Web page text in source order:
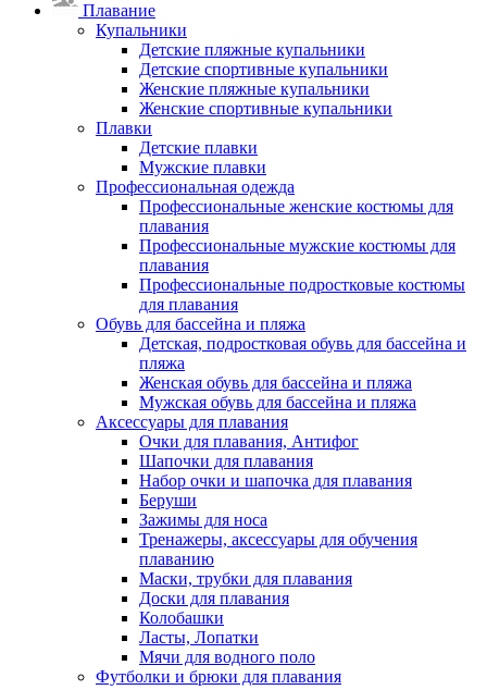
Плавание
Купальники
Детские пляжные купальники
Детские спортивные купальники
Женские пляжные купальники
Женские спортивные купальники
Плавки
Детские плавки
Мужские плавки
Профессиональная одежда
Профессиональные женские костюмы для
плавания
Профессиональные мужские костюмы для
плавания
Профессиональные подростковые костюмы
для плавания
Обувь для бассейна и пляжа
Детская, подростковая обувь для бассейна и
пляжа
Женская обувь для бассейна и пляжа
Мужская обувь для бассейна и пляжа
Аксессуары для плавания
Очки для плавания, Антифог
Шапочки для плавания
Набор очки и шапочка для плавания
Беруши
Зажимы для носа
Тренажеры, аксессуары для обучения
плаванию
Маски, трубки для плавания
Доски для плавания
Колобашки
Ласты, Лопатки
Мячи для водного поло
Футболки и брюки для плавания